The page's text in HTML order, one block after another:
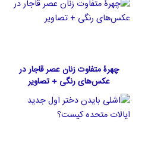
چهرۀ متفاوت زنان عصر قاجار در
عکس‌های رنگی + تصاویر